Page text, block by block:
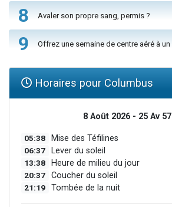
8 Avaler son propre sang, permis ?
9 Offrez une semaine de centre aéré à
Horaires pour Columbus
8 Août 2026 - 25 Av
05:38 Mise des Téfilines
06:37 Lever du soleil
13:38 Heure de milieu du jour
20:37 Coucher du soleil
21:19 Tombée de la nuit